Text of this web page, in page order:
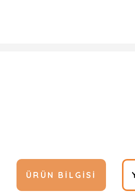
ÜRÜN BILGISI